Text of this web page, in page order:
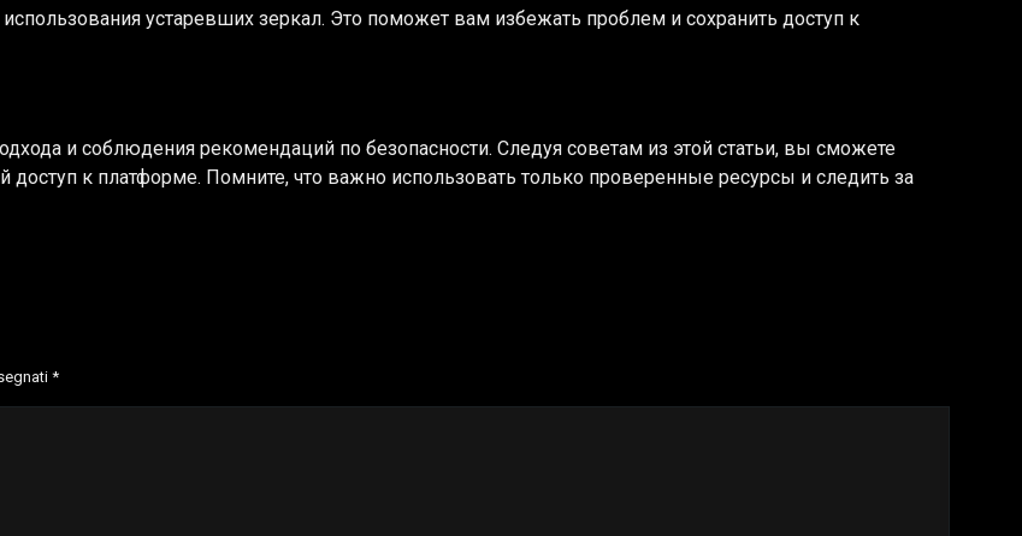
устаревших зеркал. Это поможет вам избежать проблем и сохранить доступ к
и соблюдения рекомендаций по безопасности. Следуя советам из этой статьи, вы сможете
к платформе. Помните, что важно использовать только проверенные ресурсы и следить за
*